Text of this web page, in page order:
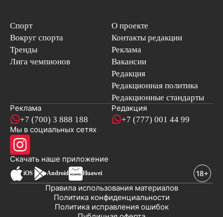
Спорт
Вокруг спорта
Тренды
Лига чемпионов
О проекте
Контакты редакции
Реклама
Вакансии
Редакция
Редакционная политика
Редакционные стандарты
Реклама
+7 (700) 3 888 188
Редакция
+7 (777) 001 44 99
Мы в социальных сетях
Скачать наше приложениеновостей
iOS Android Huawei
Политика исправления ошибок
Политика конфиденциальности
Правила использования материалов